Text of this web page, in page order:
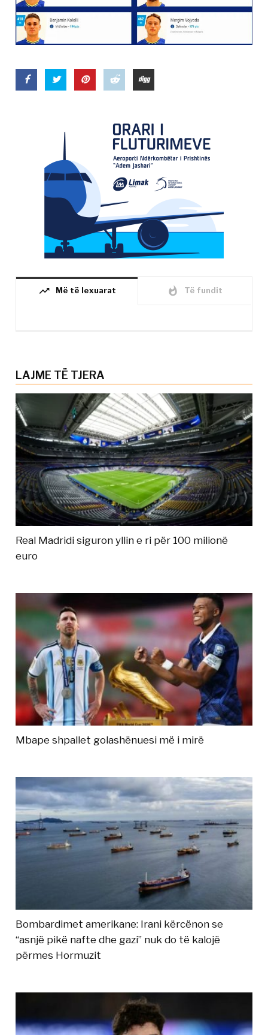
trending_up Më të lexuarat whatshot Të fundit
LAJME TË TJERA
Real Madridi siguron yllin e ri për 100 milionë
euro
Mbape shpallet golashënuesi më i mirë
Bombardimet amerikane: Irani kërcënon se
“asnjë pikë nafte dhe gazi” nuk do të kalojë
përmes Hormuzit